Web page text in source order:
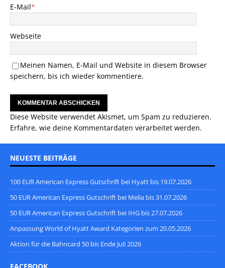
E-Mail*
Webseite
Meinen Namen, E-Mail und Website in diesem Browser
speichern, bis ich wieder kommentiere.
Diese Website verwendet Akismet, um Spam zu reduzieren.
Erfahre, wie deine Kommentardaten verarbeitet werden.
NEUESTE BEITRÄGE
100 EUR American Express Gutschrift bei Hyatt bis 19.07.2026
50 EUR American Express Gutschrift bei Melia bis 31.07.2026
50 EUR American Express Gutschrift bei IHG bis 27.07.2026
Anpassung World of Hyatt Award Kategorien zum 20.05.2026
Aktion für die Bahncard 50 bis Ende Juli 2026